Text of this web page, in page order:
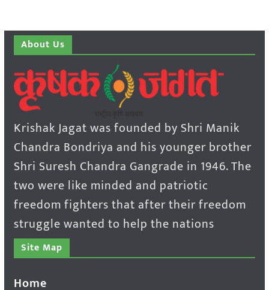
About Us
Krishak Jagat was founded by Shri Manik
Chandra Bondriya and his younger brother
Shri Suresh Chandra Gangrade in 1946. The
two were like minded and patriotic
freedom fighters that after their freedom
struggle wanted to help the nations
Site Map
Home